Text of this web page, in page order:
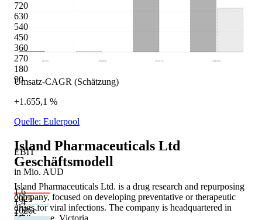
720
630
540
450
360
270
180
90
2025
2026e
EBIT
in Mio. AUD
1,6
1,4
1,2
2025 2026e 2027e 2028e
Umsatz-CAGR (Schätzung)
+1.655,1 %
Quelle: Eulerpool
Island Pharmaceuticals Ltd
Geschäftsmodell
Island Pharmaceuticals Ltd. is a drug research and repurposing
company, focused on developing preventative or therapeutic
drugs for viral infections. The company is headquartered in